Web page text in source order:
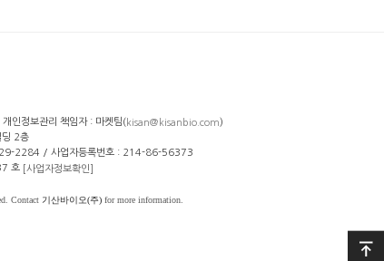
인정보관리 책임자 : 마켓팀(kisan@kisanbio.com)
딩 2층
2284 / 사업자등록번호 : 214-86-56373
호
[사업자정보확인]
Contact 기산바이오(주) for more information.